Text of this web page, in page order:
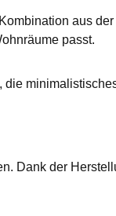
aus
passt.
die
Dank der